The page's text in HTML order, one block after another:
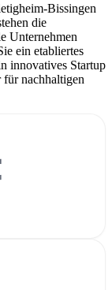
Bissingen
die
Unternehmen
ein etabliertes
innovatives Startup
nachhaltigen